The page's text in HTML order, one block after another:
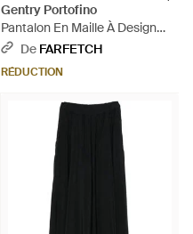
Gentry Portofino
Pantalon En Maille À Design
Côtelé - Bleu
De FARFETCH
RÉDUCTION